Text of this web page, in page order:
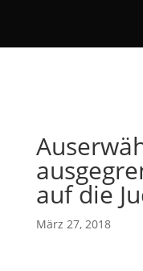
auf die
März 27, 2018